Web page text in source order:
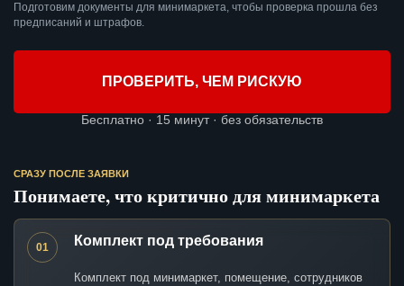
Подготовим документы для минимаркета, чтобы проверка прошла без
предписаний и штрафов.
ПРОВЕРИТЬ, ЧЕМ РИСКУЮ
Бесплатно · 15 минут · без обязательств
СРАЗУ ПОСЛЕ ЗАЯВКИ
Понимаете, что критично для минимаркета
01 Комплект под требования
Комплект под минимаркет, помещение, сотрудников